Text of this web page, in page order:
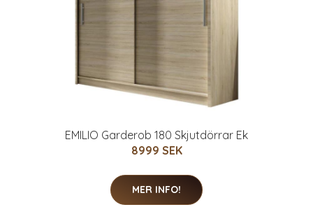
EMILIO Garderob 180 Skjutdörrar Ek
8999 SEK
MER INFO!